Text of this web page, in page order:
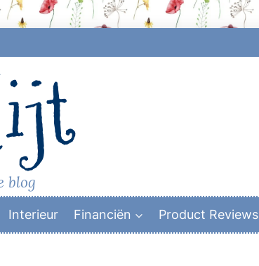
blog
Interieur Financiën Product Reviews